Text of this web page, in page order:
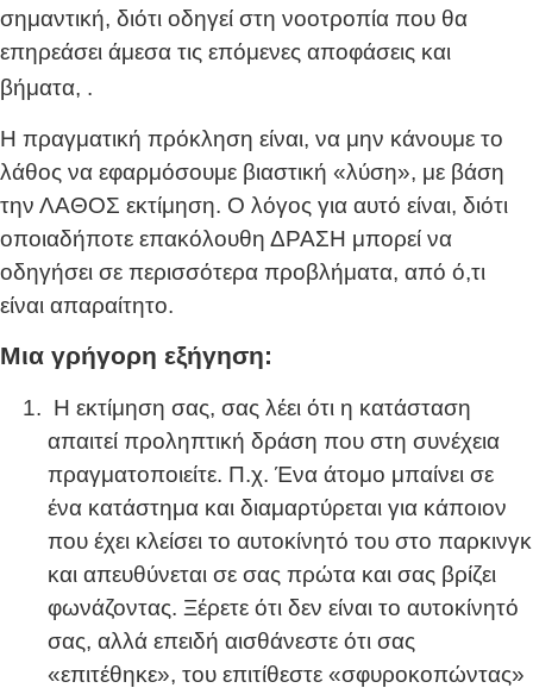
σημαντική, διότι οδηγεί στη νοοτροπία που θα
επηρεάσει άμεσα τις επόμενες αποφάσεις και
βήματα, .
Η πραγματική πρόκληση είναι, να μην κάνουμε το
λάθος να εφαρμόσουμε βιαστική «λύση», με βάση
την ΛΑΘΟΣ εκτίμηση. Ο λόγος για αυτό είναι, διότι
οποιαδήποτε επακόλουθη ΔΡΑΣΗ μπορεί να
οδηγήσει σε περισσότερα προβλήματα, από ό,τι
είναι απαραίτητο.
Μια γρήγορη εξήγηση:
Η εκτίμηση σας, σας λέει ότι η κατάσταση
απαιτεί προληπτική δράση που στη συνέχεια
πραγματοποιείτε. Π.χ. Ένα άτομο μπαίνει σε
ένα κατάστημα και διαμαρτύρεται για κάποιον
που έχει κλείσει το αυτοκίνητό του στο παρκινγκ
και απευθύνεται σε σας πρώτα και σας βρίζει
φωνάζοντας. Ξέρετε ότι δεν είναι το αυτοκίνητό
σας, αλλά επειδή αισθάνεστε ότι σας
«επιτέθηκε», του επιτίθεστε «σφυροκοπώντας»